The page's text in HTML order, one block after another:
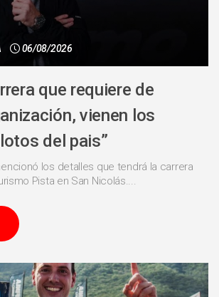
06/08/2026
que requiere de
vienen los
del pais”
los detalles que tendrá la carrera
Pista en San Nicolás....